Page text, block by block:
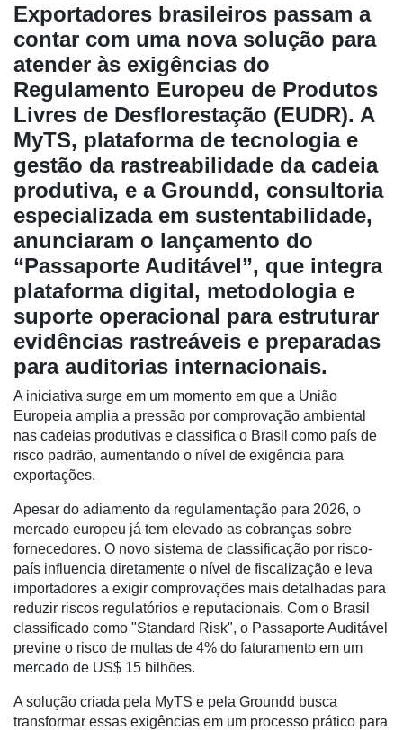
Cadastre-
se
Minha
conta
Notícias
Destaque
Mercado
Troca
de
Cadeira
Artigos
Agenda
Agricultura
de
Precisão
Automação
Robótica
Exportadores brasileiros passam a
contar com uma nova solução para
atender às exigências do
Regulamento Europeu de Produtos
Livres de Desflorestação (EUDR). A
MyTS, plataforma de tecnologia e
gestão da rastreabilidade da cadeia
produtiva, e a Groundd, consultoria
especializada em sustentabilidade,
anunciaram o lançamento do
“Passaporte Auditável”, que integra
plataforma digital, metodologia e
suporte operacional para estruturar
evidências rastreáveis e preparadas
para auditorias internacionais.
A iniciativa surge em um momento em que a União
Europeia amplia a pressão por comprovação ambiental
nas cadeias produtivas e classifica o Brasil como país de
risco padrão, aumentando o nível de exigência para
exportações.
Apesar do adiamento da regulamentação para 2026, o
mercado europeu já tem elevado as cobranças sobre
fornecedores. O novo sistema de classificação por risco-
país influencia diretamente o nível de fiscalização e leva
importadores a exigir comprovações mais detalhadas para
reduzir riscos regulatórios e reputacionais. Com o Brasil
classificado como "Standard Risk", o Passaporte Auditável
previne o risco de multas de 4% do faturamento em um
mercado de US$ 15 bilhões.
A solução criada pela MyTS e pela Groundd busca
transformar essas exigências em um processo prático para